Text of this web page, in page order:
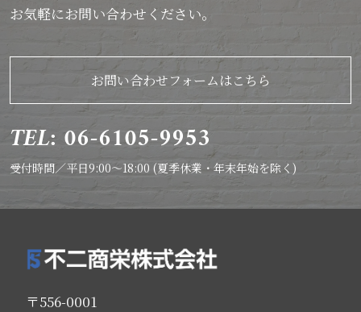
お気軽にお問い合わせください。
お問い合わせフォームはこちら
TEL: 06-6105-9953
受付時間／平日9:00～18:00 (夏季休業・年末年始を除く)
〒556-0001